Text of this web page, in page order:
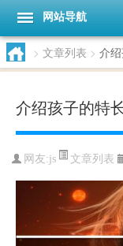
网站导航
> 文章列表 > 介
介绍孩子的特
网友:js 文章列表